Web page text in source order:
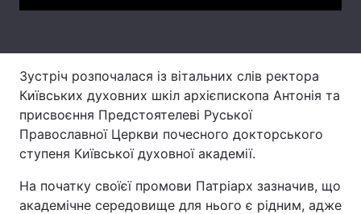
Інтерв'ю
Архів Вакансії
Контакти
Зустріч розпочалася із вітальних слів ректора
Київських духовних шкіл архієпископа Антонія та
присвоєння Предстоятелеві Руської
Православної Церкви почесного докторського
ступеня Київської духовної академії.
На початку своїєї промови Патріарх зазначив, що
академічне середовище для нього є рідним, адже